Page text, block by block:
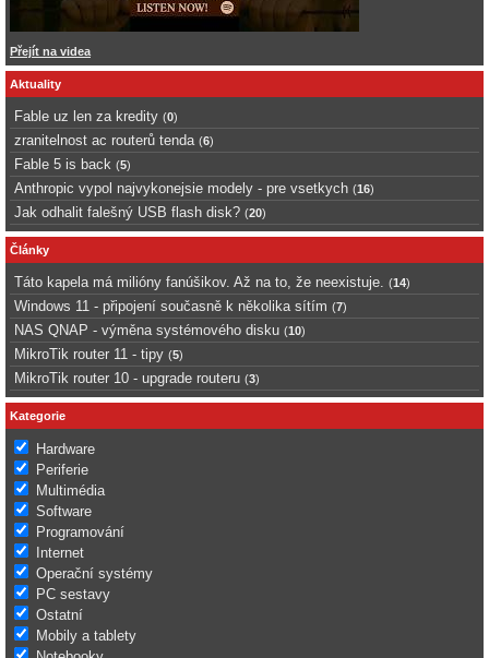
Přejít na videa
Aktuality
Fable uz len za kredity (0)
zranitelnost ac routerů tenda (6)
Fable 5 is back (5)
Anthropic vypol najvykonejsie modely - pre vsetkych (16)
Jak odhalit falešný USB flash disk? (20)
Články
Táto kapela má milióny fanúšikov. Až na to, že neexistuje. (14)
Windows 11 - připojení současně k několika sítím (7)
NAS QNAP - výměna systémového disku (10)
MikroTik router 11 - tipy (5)
MikroTik router 10 - upgrade routeru (3)
Kategorie
Hardware
Periferie
Multimédia
Software
Programování
Internet
Operační systémy
PC sestavy
Ostatní
Mobily a tablety